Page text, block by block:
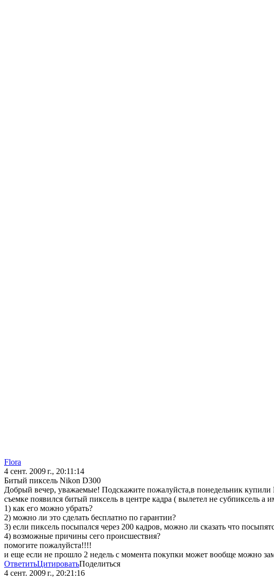
Flora
4 сент. 2009 г., 20:11:14
Битый пиксель Nikon D300
Добрый вечер, уважаемые! Подскажите пожалуйста,в понедельник
съемке появился битый пиксель в центре кадра ( вылетел не субпиксель а
1) как его можно убрать?
2) можно ли это сделать бесплатно по гарантии?
3) если пиксель посыпался через 200 кадров, можно ли сказать что
4) возможные причины сего происшествия?
помогите пожалуйста!!!!
и еще если не прошло 2 недель с момента покупки может вообще можно
ОтветитьЦитироватьПоделиться
4 сент. 2009 г., 20:21:16